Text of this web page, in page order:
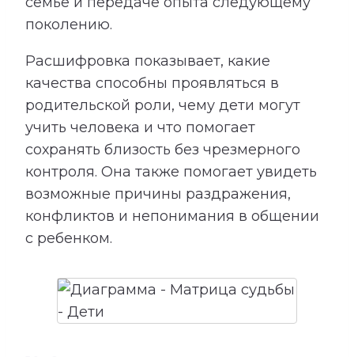
поколению.
Расшифровка показывает, какие
качества способны проявляться в
родительской роли, чему дети могут
учить человека и что помогает
сохранять близость без чрезмерного
контроля. Она также помогает увидеть
возможные причины раздражения,
конфликтов и непонимания в общении
с ребенком.